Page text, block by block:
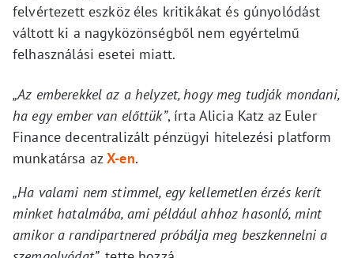
felvértezett eszköz éles kritikákat és gúnyolódást
váltott ki a nagyközönségből nem egyértelmű
felhasználási esetei miatt.
„Az emberekkel az a helyzet, hogy meg tudják mondani,
ha egy ember van előttük”, írta Alicia Katz az Euler
Finance decentralizált pénzügyi hitelezési platform
munkatársa azX-en.
„Ha valami nem stimmel, egy kellemetlen érzés kerít
minket hatalmába, ami például ahhoz hasonló, mint
amikor a randipartnered próbálja meg beszkennelni a